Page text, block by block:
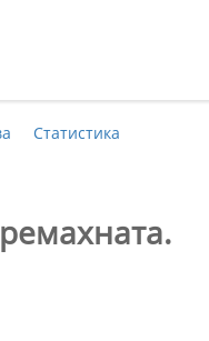
Статистика